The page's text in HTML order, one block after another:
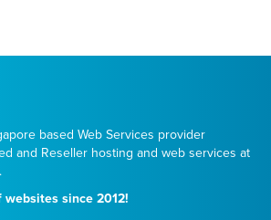
based Web Services provider
and Reseller hosting and web services at
since 2012!